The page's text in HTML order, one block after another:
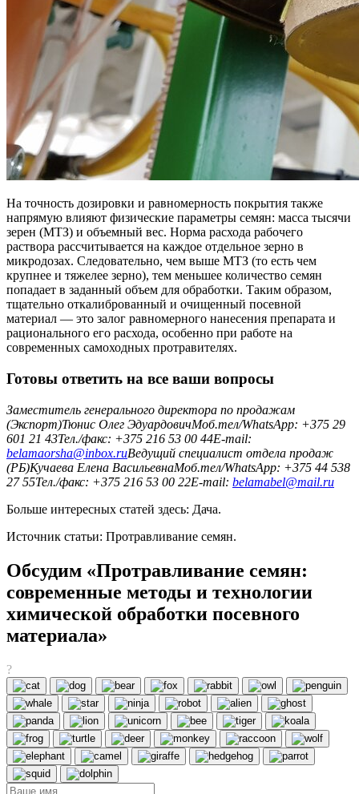
На точность дозировки и равномерность покрытия также
напрямую влияют физические параметры семян: масса тысячи
зерен (МТЗ) и объемный вес. Норма расхода рабочего
раствора рассчитывается на каждое отдельное зерно в
микродозах. Следовательно, чем выше МТЗ (то есть чем
крупнее и тяжелее зерно), тем меньшее количество семян
попадает в заданный объем для обработки. Таким образом,
тщательно откалиброванный и очищенный посевной
материал — это залог равномерного нанесения препарата и
рационального его расхода, особенно при работе на
современных самоходных протравителях.
Готовы ответить на все ваши вопросы
Заместитель генерального директора по продажам
(Экспорт)Тюнис Олег ЭдуардовичМоб.тел/WhatsApp: +375 29
601 21 43Тел./факс: +375 216 53 00 44E-mail:
belamaorsha@inbox.ruВедущий специалист отдела продаж
(РБ)Кучаева Елена ВасильевнаМоб.тел/WhatsApp: +375 44 538
27 55Тел./факс: +375 216 53 00 22E-mail: belamabel@mail.ru
Больше интересных статей здесь: Дача.
Источник статьи: Протравливание семян.
Обсудим «Протравливание семян:
современные методы и технологии
химической обработки посевного
материала»
?